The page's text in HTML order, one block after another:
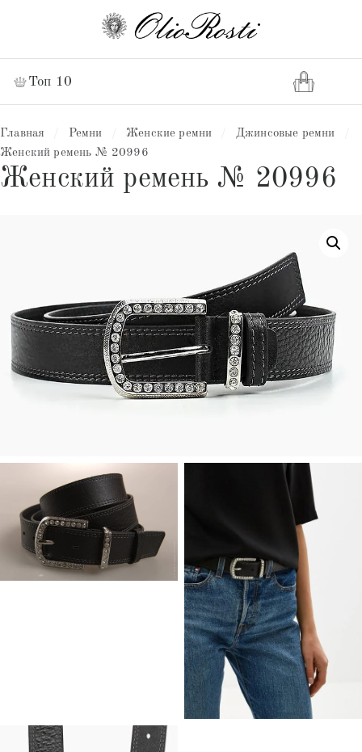
Топ 10
Главная Ремни Женские ремни Джинсовые ремни
Женский ремень № 20996
Женский ремень № 20996